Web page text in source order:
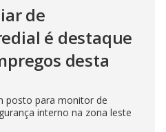
de
é destaque
desta
posto para monitor de
interno na zona leste